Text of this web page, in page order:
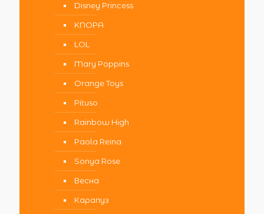
Disney Princess
KNOPA
LOL
Mary Poppins
Orange Toys
Pituso
Rainbow High
Paola Reina
Sonya Rose
Весна
Карапуз